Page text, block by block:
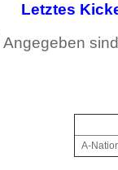
Letztes
Angegeben
A-